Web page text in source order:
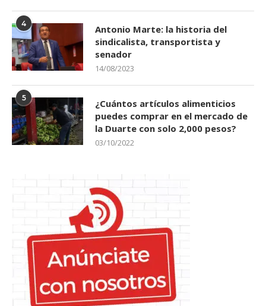
4
Antonio Marte: la historia del
sindicalista, transportista y
senador
14/08/2023
5
¿Cuántos artículos alimenticios
puedes comprar en el mercado de
la Duarte con solo 2,000 pesos?
03/10/2022